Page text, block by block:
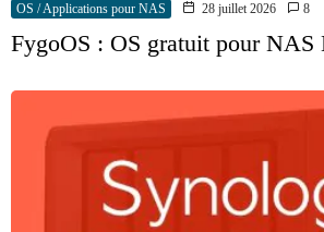
OS / Applications pour NAS 28 juillet 2026 8
FygoOS : OS gratuit pour